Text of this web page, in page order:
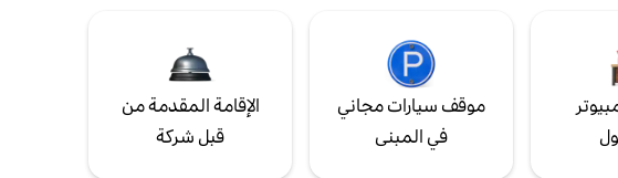
موقف سيارات مجاني
في المبنى
الإقامة المقدمة من
قبل شركة